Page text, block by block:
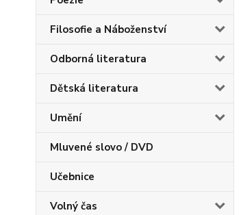
Filosofie a Náboženství
Odborná literatura
Dětská literatura
Umění
Mluvené slovo / DVD
Učebnice
Volný čas